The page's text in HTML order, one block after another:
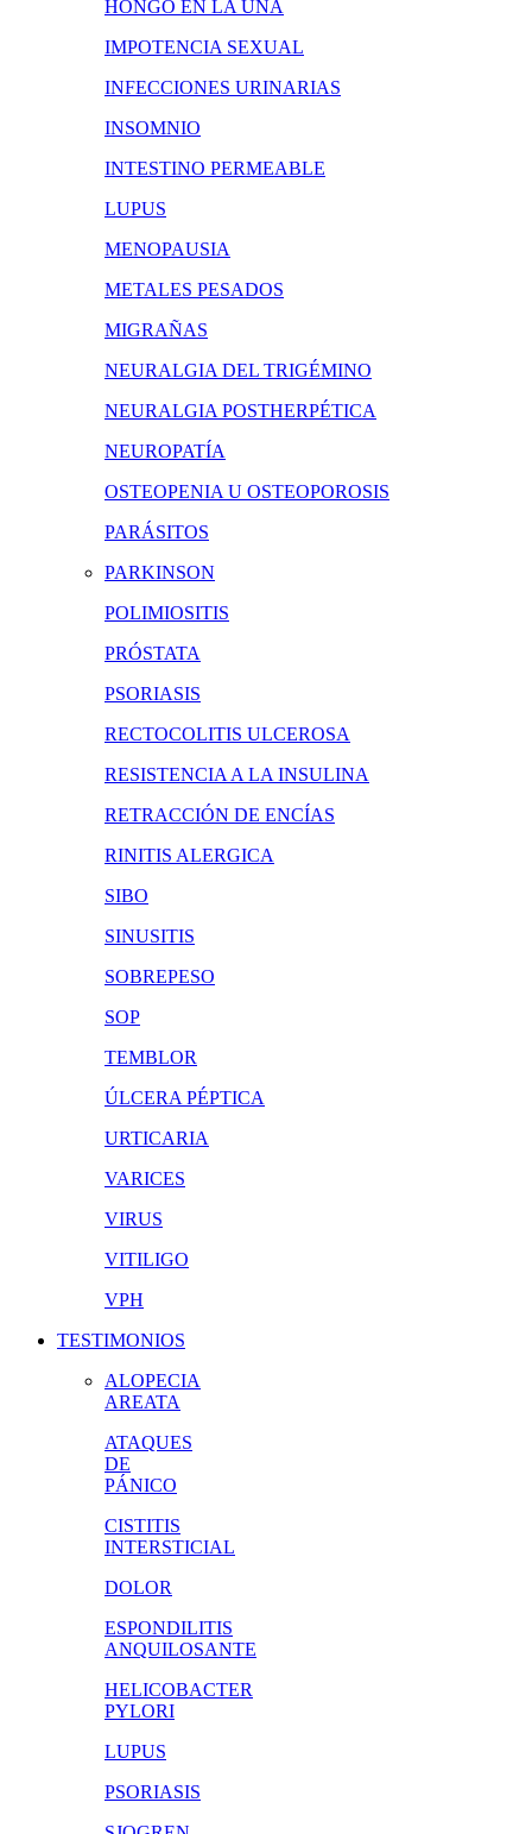
HONGO EN LA UÑA
IMPOTENCIA SEXUAL
INFECCIONES URINARIAS
INSOMNIO
INTESTINO PERMEABLE
LUPUS
MENOPAUSIA
METALES PESADOS
MIGRAÑAS
NEURALGIA DEL TRIGÉMINO
NEURALGIA POSTHERPÉTICA
NEUROPATÍA
OSTEOPENIA U OSTEOPOROSIS
PARÁSITOS
PARKINSON
POLIMIOSITIS
PRÓSTATA
PSORIASIS
RECTOCOLITIS ULCEROSA
RESISTENCIA A LA INSULINA
RETRACCIÓN DE ENCÍAS
RINITIS ALERGICA
SIBO
SINUSITIS
SOBREPESO
SOP
TEMBLOR
ÚLCERA PÉPTICA
URTICARIA
VARICES
VIRUS
VITILIGO
VPH
TESTIMONIOS
ALOPECIA
AREATA
ATAQUES
DE
PÁNICO
CISTITIS
INTERSTICIAL
DOLOR
ESPONDILITIS
ANQUILOSANTE
HELICOBACTER
PYLORI
LUPUS
PSORIASIS